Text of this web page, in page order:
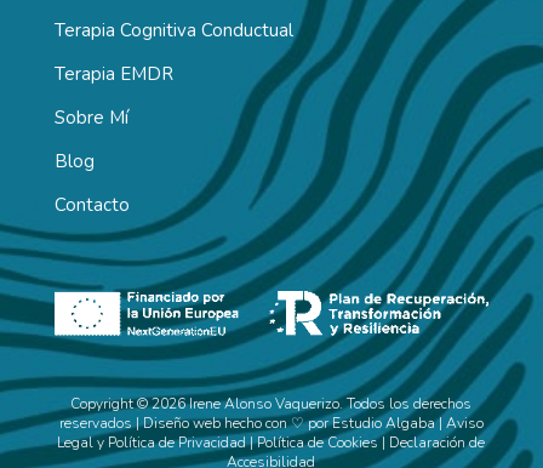
Terapia Cognitiva Conductual
Terapia EMDR
Sobre Mí
Blog
Contacto
Copyright © 2026 Irene Alonso Vaquerizo. Todos los derechos
reservados | Diseño web hecho con ♡ porEstudio Algaba| Aviso
Legal y Política de Privacidad|Política de Cookies| Declaración de
Accesibilidad